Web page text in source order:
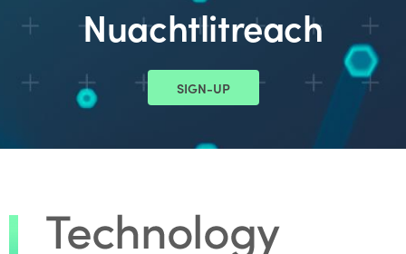
Nuachtlitreach
SIGN-UP